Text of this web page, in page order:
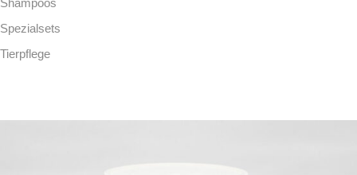
Shampoos
Spezialsets
Tierpflege